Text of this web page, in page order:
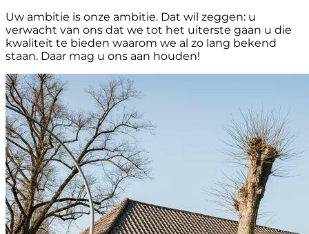
Uw ambitie is onze ambitie. Dat wil zeggen: u
verwacht van ons dat we tot het uiterste gaan u die
kwaliteit te bieden waarom we al zo lang bekend
staan. Daar mag u ons aan houden!